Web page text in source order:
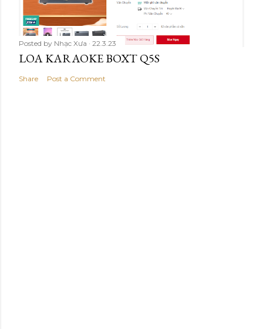
Posted by Nhạc Xưa 22.3.23
LOA KARAOKE BOXT Q5S
Share Post a Comment